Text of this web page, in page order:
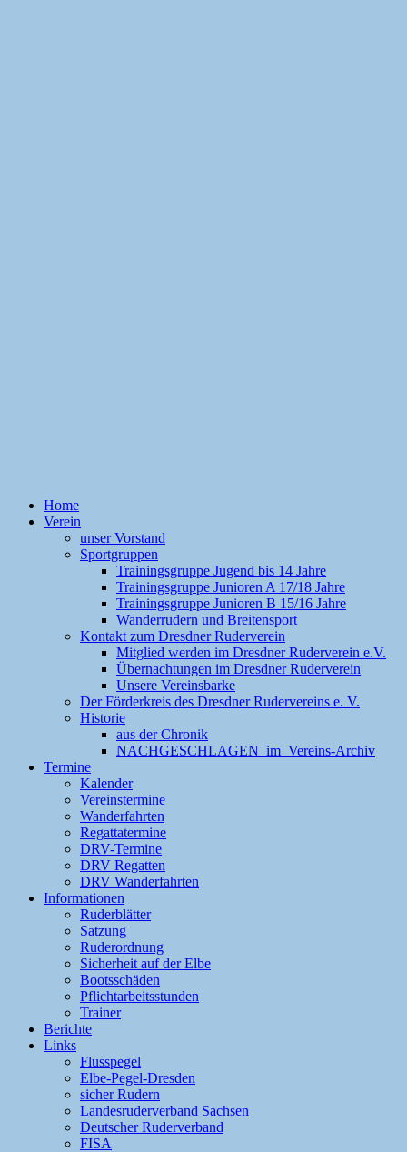
Home
Verein
unser Vorstand
Sportgruppen
Trainingsgruppe Jugend bis 14 Jahre
Trainingsgruppe Junioren A 17/18 Jahre
Trainingsgruppe Junioren B 15/16 Jahre
Wanderrudern und Breitensport
Kontakt zum Dresdner Ruderverein
Mitglied werden im Dresdner Ruderverein e.V.
Übernachtungen im Dresdner Ruderverein
Unsere Vereinsbarke
Der Förderkreis des Dresdner Rudervereins e. V.
Historie
aus der Chronik
NACHGESCHLAGEN im Vereins-Archiv
Termine
Kalender
Vereinstermine
Wanderfahrten
Regattatermine
DRV-Termine
DRV Regatten
DRV Wanderfahrten
Informationen
Ruderblätter
Satzung
Ruderordnung
Sicherheit auf der Elbe
Bootsschäden
Pflichtarbeitsstunden
Trainer
Berichte
Links
Flusspegel
Elbe-Pegel-Dresden
sicher Rudern
Landesruderverband Sachsen
Deutscher Ruderverband
FISA